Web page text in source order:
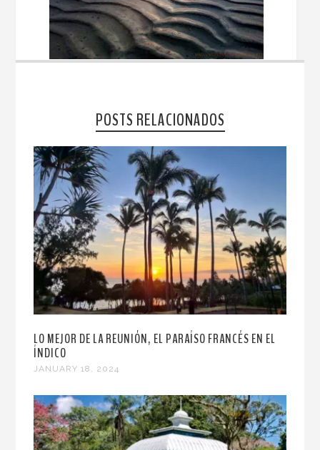
POSTS RELACIONADOS
LO MEJOR DE LA REUNIÓN, EL PARAÍSO FRANCÉS EN EL
ÍNDICO
JANUARY 18, 2024